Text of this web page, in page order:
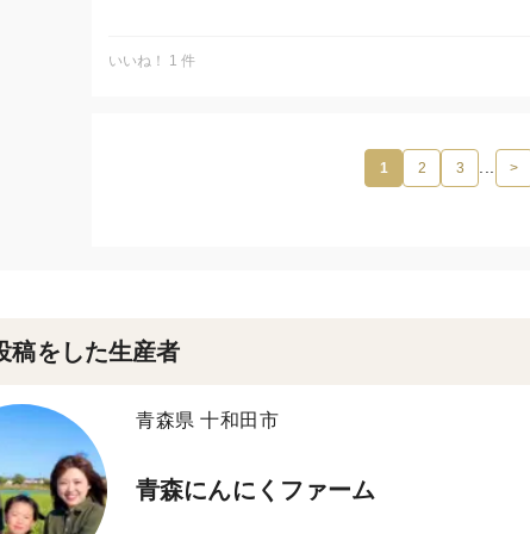
いいね！ 1 件
1 2 3 ... >
稿をした生産者
青森県 十和田市
青森にんにくファーム